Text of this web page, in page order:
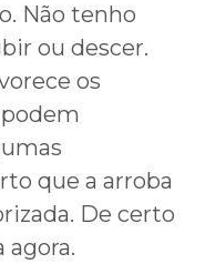
Não tenho
ou descer.
os
que a arroba
De certo
agora.